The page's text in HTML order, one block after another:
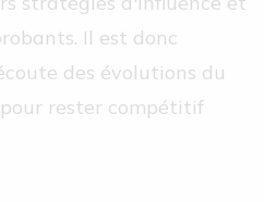
Il est donc
des évolutions du
rester compétitif